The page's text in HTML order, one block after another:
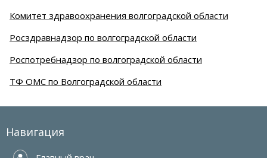
Комитет здравоохранения волгоградской области
Росздравнадзор по волгоградской области
Роспотребнадзор по волгоградской области
ТФ ОМС по Волгоградской области
Навигация